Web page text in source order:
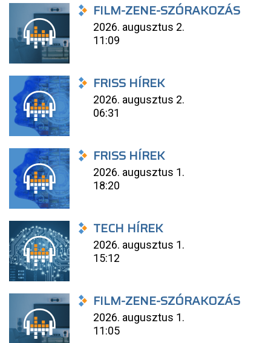
FILM-ZENE-SZÓRAKOZÁS
2026. augusztus 2.
11:09
FRISS HÍREK
2026. augusztus 2.
06:31
FRISS HÍREK
2026. augusztus 1.
18:20
TECH HÍREK
2026. augusztus 1.
15:12
FILM-ZENE-SZÓRAKOZÁS
2026. augusztus 1.
11:05